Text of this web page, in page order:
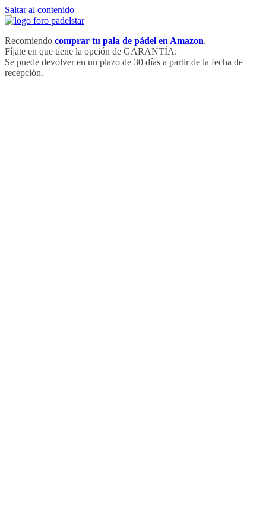
Saltar al contenido
Recomiendo comprar tu pala de pádel en Amazon.
Fíjate en que tiene la opción de GARANTÍA:
Se puede devolver en un plazo de 30 días a partir de la fecha de
recepción.